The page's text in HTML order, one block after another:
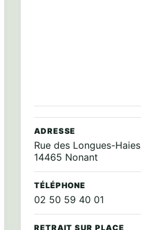
ADRESSE
Rue des Longues-Haies
14465 Nonant
TÉLÉPHONE
02 50 59 40 01
RETRAIT SUR PLACE